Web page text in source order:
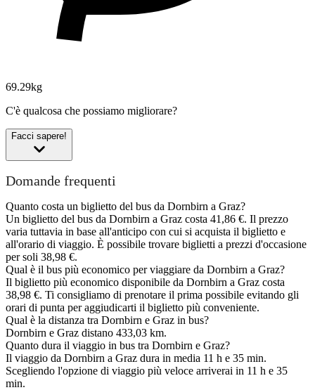
69.29kg
C'è qualcosa che possiamo migliorare?
Facci sapere!
Domande frequenti
Quanto costa un biglietto del bus da Dornbirn a Graz?
Un biglietto del bus da Dornbirn a Graz costa 41,86 €. Il prezzo
varia tuttavia in base all'anticipo con cui si acquista il biglietto e
all'orario di viaggio. È possibile trovare biglietti a prezzi d'occasione
per soli 38,98 €.
Qual è il bus più economico per viaggiare da Dornbirn a Graz?
Il biglietto più economico disponibile da Dornbirn a Graz costa
38,98 €. Ti consigliamo di prenotare il prima possibile evitando gli
orari di punta per aggiudicarti il biglietto più conveniente.
Qual è la distanza tra Dornbirn e Graz in bus?
Dornbirn e Graz distano 433,03 km.
Quanto dura il viaggio in bus tra Dornbirn e Graz?
Il viaggio da Dornbirn a Graz dura in media 11 h e 35 min.
Scegliendo l'opzione di viaggio più veloce arriverai in 11 h e 35
min.